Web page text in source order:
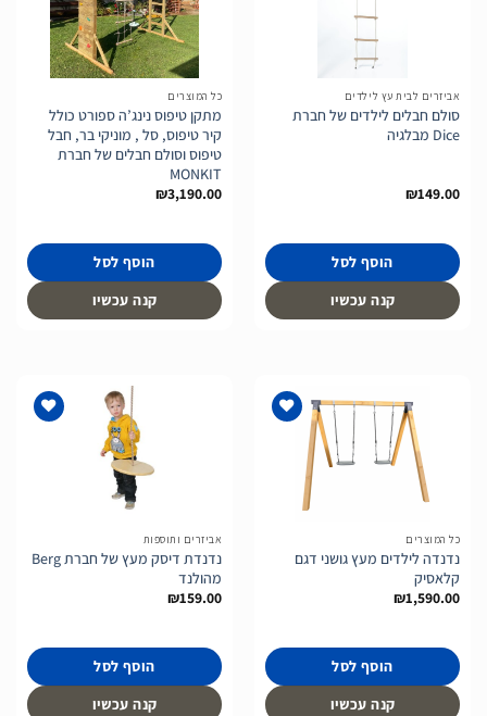
אביזרים לבית עץ לילדים
סולם חבלים לילדים של חברת
Dice מבלגיה
₪149.00
הוסף לסל
קנה עכשיו
לרשימת
המשאלות
כל המוצרים
מתקן טיפוס נינג’ה ספורט כולל
קיר טיפוס, סל , מוניקי בר, חבל
טיפוס וסולם חבלים של חברת
MONKIT
₪3,190.00
הוסף לסל
קנה עכשיו
כל המוצרים
נדנדה לילדים מעץ גושני דגם
קלאסיק
₪1,590.00
הוסף לסל
קנה עכשיו
אביזרים ותוספות
נדנדת דיסק מעץ של חברת Berg
מהולנד
₪159.00
הוסף לסל
קנה עכשיו